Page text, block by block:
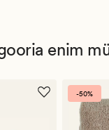
enim
-50%